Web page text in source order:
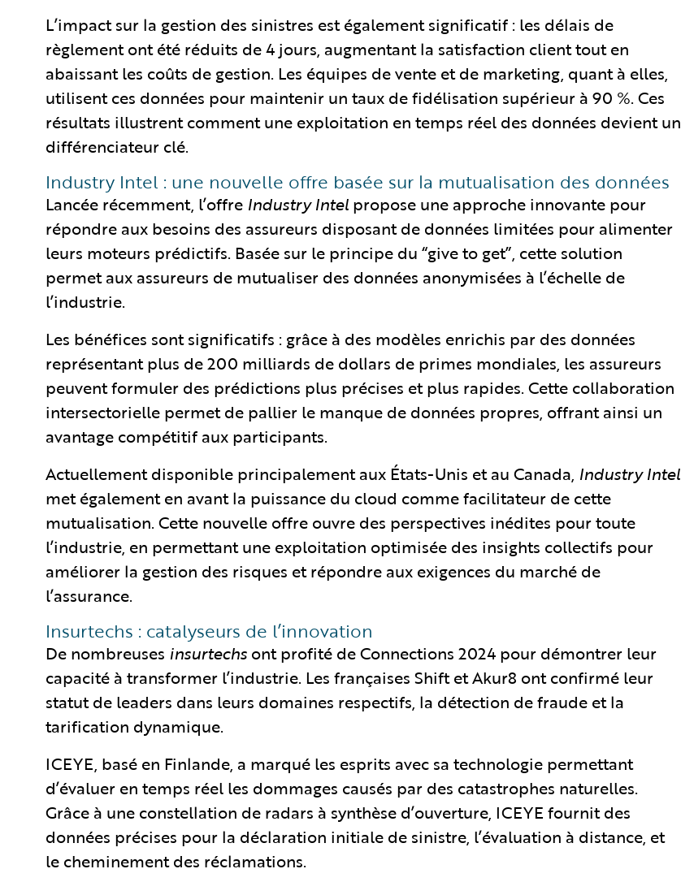
L’impact sur la gestion des sinistres est également significatif : les délais de
règlement ont été réduits de 4 jours, augmentant la satisfaction client tout en
abaissant les coûts de gestion. Les équipes de vente et de marketing, quant à elles,
utilisent ces données pour maintenir un taux de fidélisation supérieur à 90 %. Ces
résultats illustrent comment une exploitation en temps réel des données devient un
différenciateur clé.
Industry Intel : une nouvelle offre basée sur la mutualisation des données
Lancée récemment, l’offre Industry Intel propose une approche innovante pour
répondre aux besoins des assureurs disposant de données limitées pour alimenter
leurs moteurs prédictifs. Basée sur le principe du “give to get”, cette solution
permet aux assureurs de mutualiser des données anonymisées à l’échelle de
l’industrie.
Les bénéfices sont significatifs : grâce à des modèles enrichis par des données
représentant plus de 200 milliards de dollars de primes mondiales, les assureurs
peuvent formuler des prédictions plus précises et plus rapides. Cette collaboration
intersectorielle permet de pallier le manque de données propres, offrant ainsi un
avantage compétitif aux participants.
Actuellement disponible principalement aux États-Unis et au Canada, Industry Intel
met également en avant la puissance du cloud comme facilitateur de cette
mutualisation. Cette nouvelle offre ouvre des perspectives inédites pour toute
l’industrie, en permettant une exploitation optimisée des insights collectifs pour
améliorer la gestion des risques et répondre aux exigences du marché de
l’assurance.
Insurtechs : catalyseurs de l’innovation
De nombreuses insurtechs ont profité de Connections 2024 pour démontrer leur
capacité à transformer l’industrie. Les françaises Shift et Akur8 ont confirmé leur
statut de leaders dans leurs domaines respectifs, la détection de fraude et la
tarification dynamique.
ICEYE, basé en Finlande, a marqué les esprits avec sa technologie permettant
d’évaluer en temps réel les dommages causés par des catastrophes naturelles.
Grâce à une constellation de radars à synthèse d’ouverture, ICEYE fournit des
données précises pour la déclaration initiale de sinistre, l’évaluation à distance, et
le cheminement des réclamations.